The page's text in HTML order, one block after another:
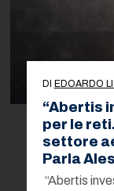
DI EDOARDO
“Abertis
per le
settore
Parla
“Abertis